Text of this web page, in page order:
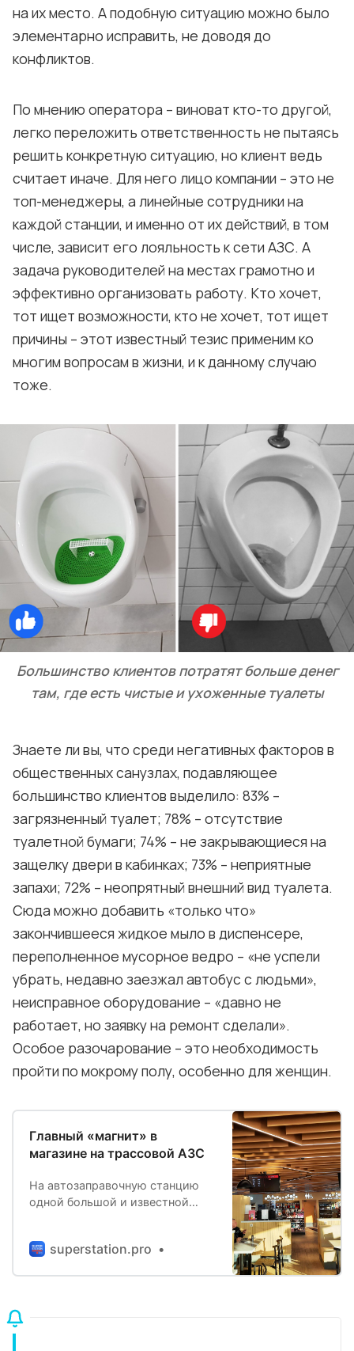
на их место. А подобную ситуацию можно было
элементарно исправить, не доводя до
конфликтов.
По мнению оператора – виноват кто-то другой,
легко переложить ответственность не пытаясь
решить конкретную ситуацию, но клиент ведь
считает иначе. Для него лицо компании – это не
топ-менеджеры, а линейные сотрудники на
каждой станции, и именно от их действий, в том
числе, зависит его лояльность к сети АЗС. А
задача руководителей на местах грамотно и
эффективно организовать работу. Кто хочет,
тот ищет возможности, кто не хочет, тот ищет
причины – этот известный тезис применим ко
многим вопросам в жизни, и к данному случаю
тоже.
Большинство клиентов потратят больше денег
там, где есть чистые и ухоженные туалеты
Знаете ли вы, что среди негативных факторов в
общественных санузлах, подавляющее
большинство клиентов выделило: 83% –
загрязненный туалет; 78% – отсутствие
туалетной бумаги; 74% – не закрывающиеся на
защелку двери в кабинках; 73% – неприятные
запахи; 72% – неопрятный внешний вид туалета.
Сюда можно добавить «только что»
закончившееся жидкое мыло в диспенсере,
переполненное мусорное ведро – «не успели
убрать, недавно заезжал автобус с людьми»,
неисправное оборудование – «давно не
работает, но заявку на ремонт сделали».
Особое разочарование – это необходимость
пройти по мокрому полу, особенно для женщин.
Главный «магнит» в
магазине на трассовой АЗС
На автозаправочную станцию
одной большой и известной
автобус, сделав
superstation.pro